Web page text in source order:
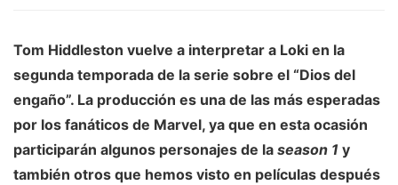
Tom Hiddleston vuelve a interpretar a Loki en la
segunda temporada de la serie sobre el “Dios del
engaño”. La producción es una de las más esperadas
por los fanáticos de Marvel, ya que en esta ocasión
participarán algunos personajes de la season 1 y
también otros que hemos visto en películas después